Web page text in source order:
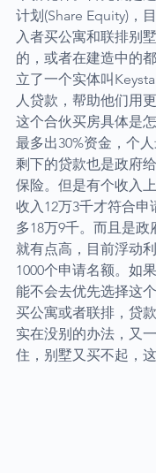
计划(Share Equity)，
入者买公寓和联排别
的，或者在建造中的
立了一个实体叫
人贷款，帮助他们用
这个合伙买房具体是
最多出30%资金，个人
剩下的贷款也是政府
保险。但是有个收入
收入12万3千才符合申
多18万9千。而且是
就有点高，目前浮动
1000个申请名额。如
能不会去优先选择这
买公寓或者联排，贷
实在没别的办法，又
住，别墅又买不起，